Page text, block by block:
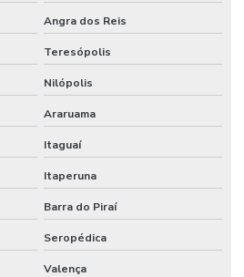
Angra dos Reis
Teresópolis
Nilópolis
Araruama
Itaguaí
Itaperuna
Barra do Piraí
Seropédica
Valença